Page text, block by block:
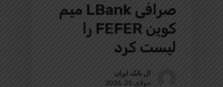
صرافی LBank میم
کوین FEFER را
لیست کرد
ال بانک ایران
جولای 25, 2026